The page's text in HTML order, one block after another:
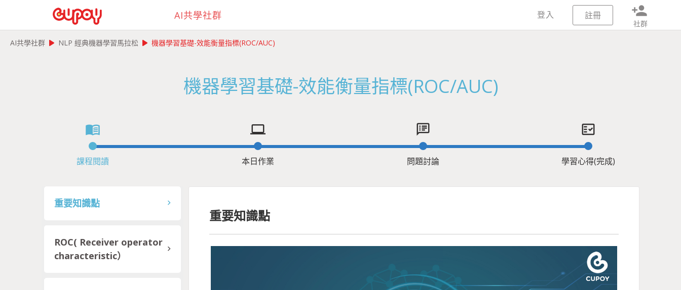
AI共學社群 登入 註冊 person_add
社群
AI共學社群 play_arrow NLP 經典機器學習馬拉松 play_arrow 機器學習基礎-效能衡量指標(ROC/AUC)
機器學習基礎-效能衡量指標(ROC/AUC)
menu_book computer speaker_notes fact_check
課程閱讀 本日作業 問題討論 學習心得(完成)
重要知識點
ROC( Receiver operator
characteristic）
重要知識點